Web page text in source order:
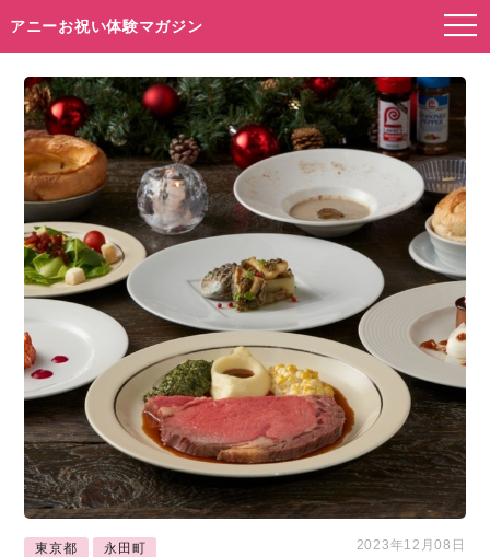
アニーお祝い体験マガジン
東京都 永田町 2023年12月08日